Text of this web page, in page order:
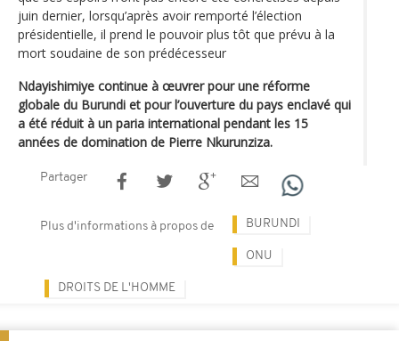
juin dernier, lorsqu’après avoir remporté l’élection
présidentielle, il prend le pouvoir plus tôt que prévu à la
mort soudaine de son prédécesseur
Ndayishimiye continue à œuvrer pour une réforme
globale du Burundi et pour l’ouverture du pays enclavé qui
a été réduit à un paria international pendant les 15
années de domination de Pierre Nkurunziza.
Partager
Plus d'informations à propos de BURUNDI
ONU
DROITS DE L'HOMME